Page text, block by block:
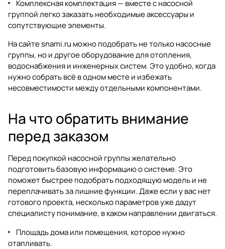
Комплексная комплектация — вместе с насосной
группой легко заказать необходимые аксессуары и
сопутствующие элементы.
На сайтеsnami.ru можно подобрать не только насосные
группы, но и другое оборудование для отопления,
водоснабжения и инженерных систем. Это удобно, когда
нужно собрать всё в одном месте и избежать
несовместимости между отдельными компонентами.
На что обратить внимание
перед заказом
Перед покупкой насосной группы желательно
подготовить базовую информацию о системе. Это
поможет быстрее подобрать подходящую модель и не
переплачивать за лишние функции. Даже если у вас нет
готового проекта, несколько параметров уже дадут
специалисту понимание, в каком направлении двигаться.
Площадь дома или помещения, которое нужно
отапливать.